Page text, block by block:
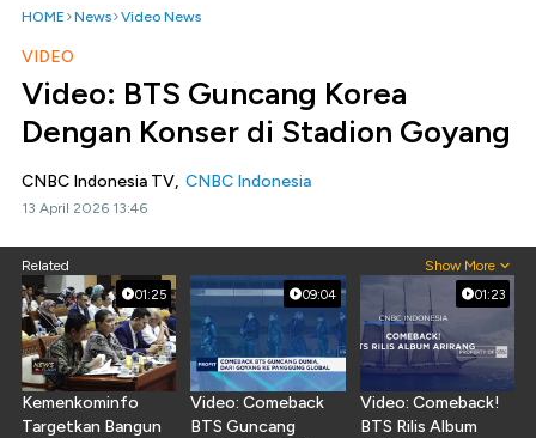
HOME News Video News
VIDEO
Video: BTS Guncang Korea
Dengan Konser di Stadion Goyang
CNBC Indonesia TV, CNBC Indonesia
13 April 2026 13:46
Related Show More
01:25
Kemenkominfo
Targetkan Bangun
09:04
Video: Comeback
BTS Guncang
01:23
Video: Comeback!
BTS Rilis Album